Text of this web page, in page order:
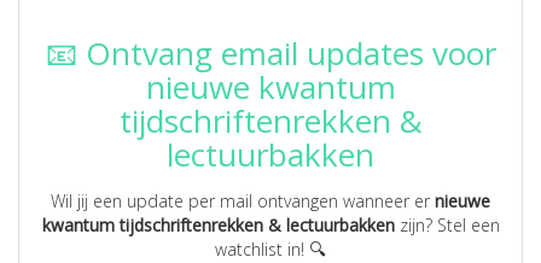
📧 Ontvang email updates voor
nieuwe kwantum
tijdschriftenrekken &
lectuurbakken
Wil jij een update per mail ontvangen wanneer er nieuwe
kwantum tijdschriftenrekken & lectuurbakkenzijn? Stel een
watchlist in! 🔍